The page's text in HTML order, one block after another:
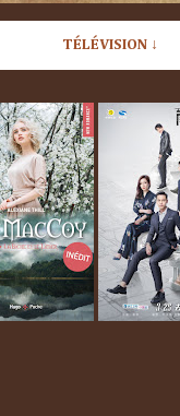
TÉLÉVISION ↓